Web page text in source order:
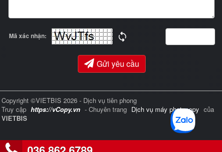
Mã xác nhận:
Gửi yêu cầu
Copyright ©VIETBIS 2026 - Dịch vụ tiên phong
Truy cập https://vCopy.vn - Chuyên trang Dịch vụ máy photocopy của
VIETBIS